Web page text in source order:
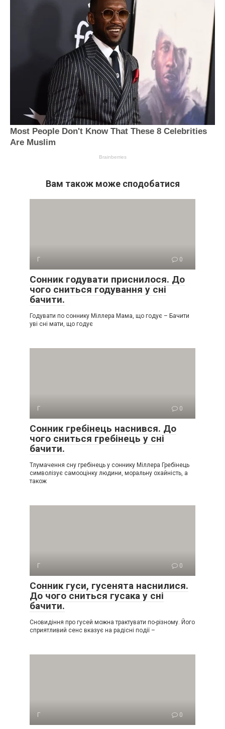
Вам також може сподобатися
Г 0
Сонник годувати приснилося. До
чого сниться годування у сні
бачити.
Годувати по соннику Міллера Мама, що годує – Бачити
уві сні мати, що годує
Г 0
Сонник гребінець наснився. До
чого сниться гребінець у сні
бачити.
Тлумачення сну гребінець у соннику Міллера Гребінець
символізує самооцінку людини, моральну охайність, а
також
Г 0
Сонник гуси, гусенята наснилися.
До чого сниться гусака у сні
бачити.
Сновидіння про гусей можна трактувати по-різному. Його
сприятливий сенс вказує на радісні події –
Г 0